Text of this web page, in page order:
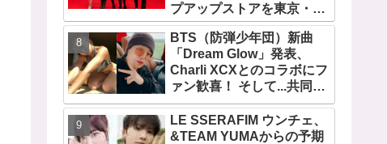
プアップストアを東京・原
宿で開催 限定グッズも登
場
BTS（防弾少年団）新曲
「Dream Glow」発表、
Charli XCXとのコラボにフ
ァン歓喜！ そして...共同制
作者が明かすジミンへの思
い「彼の夢、そして彼の絶
望から生まれた歌」
LE SSERAFIM ウンチェ、
&TEAM YUMAからの予期